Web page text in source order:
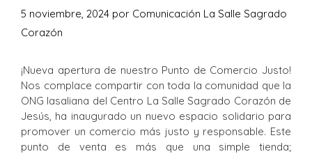
5 noviembre, 2024 por Comunicación La Salle Sagrado
Corazón
¡Nueva apertura de nuestro Punto de Comercio Justo!
Nos complace compartir con toda la comunidad que la
ONG lasaliana del Centro La Salle Sagrado Corazón de
Jesús, ha inaugurado un nuevo espacio solidario para
promover un comercio más justo y responsable. Este
punto de venta es más que una simple tienda;